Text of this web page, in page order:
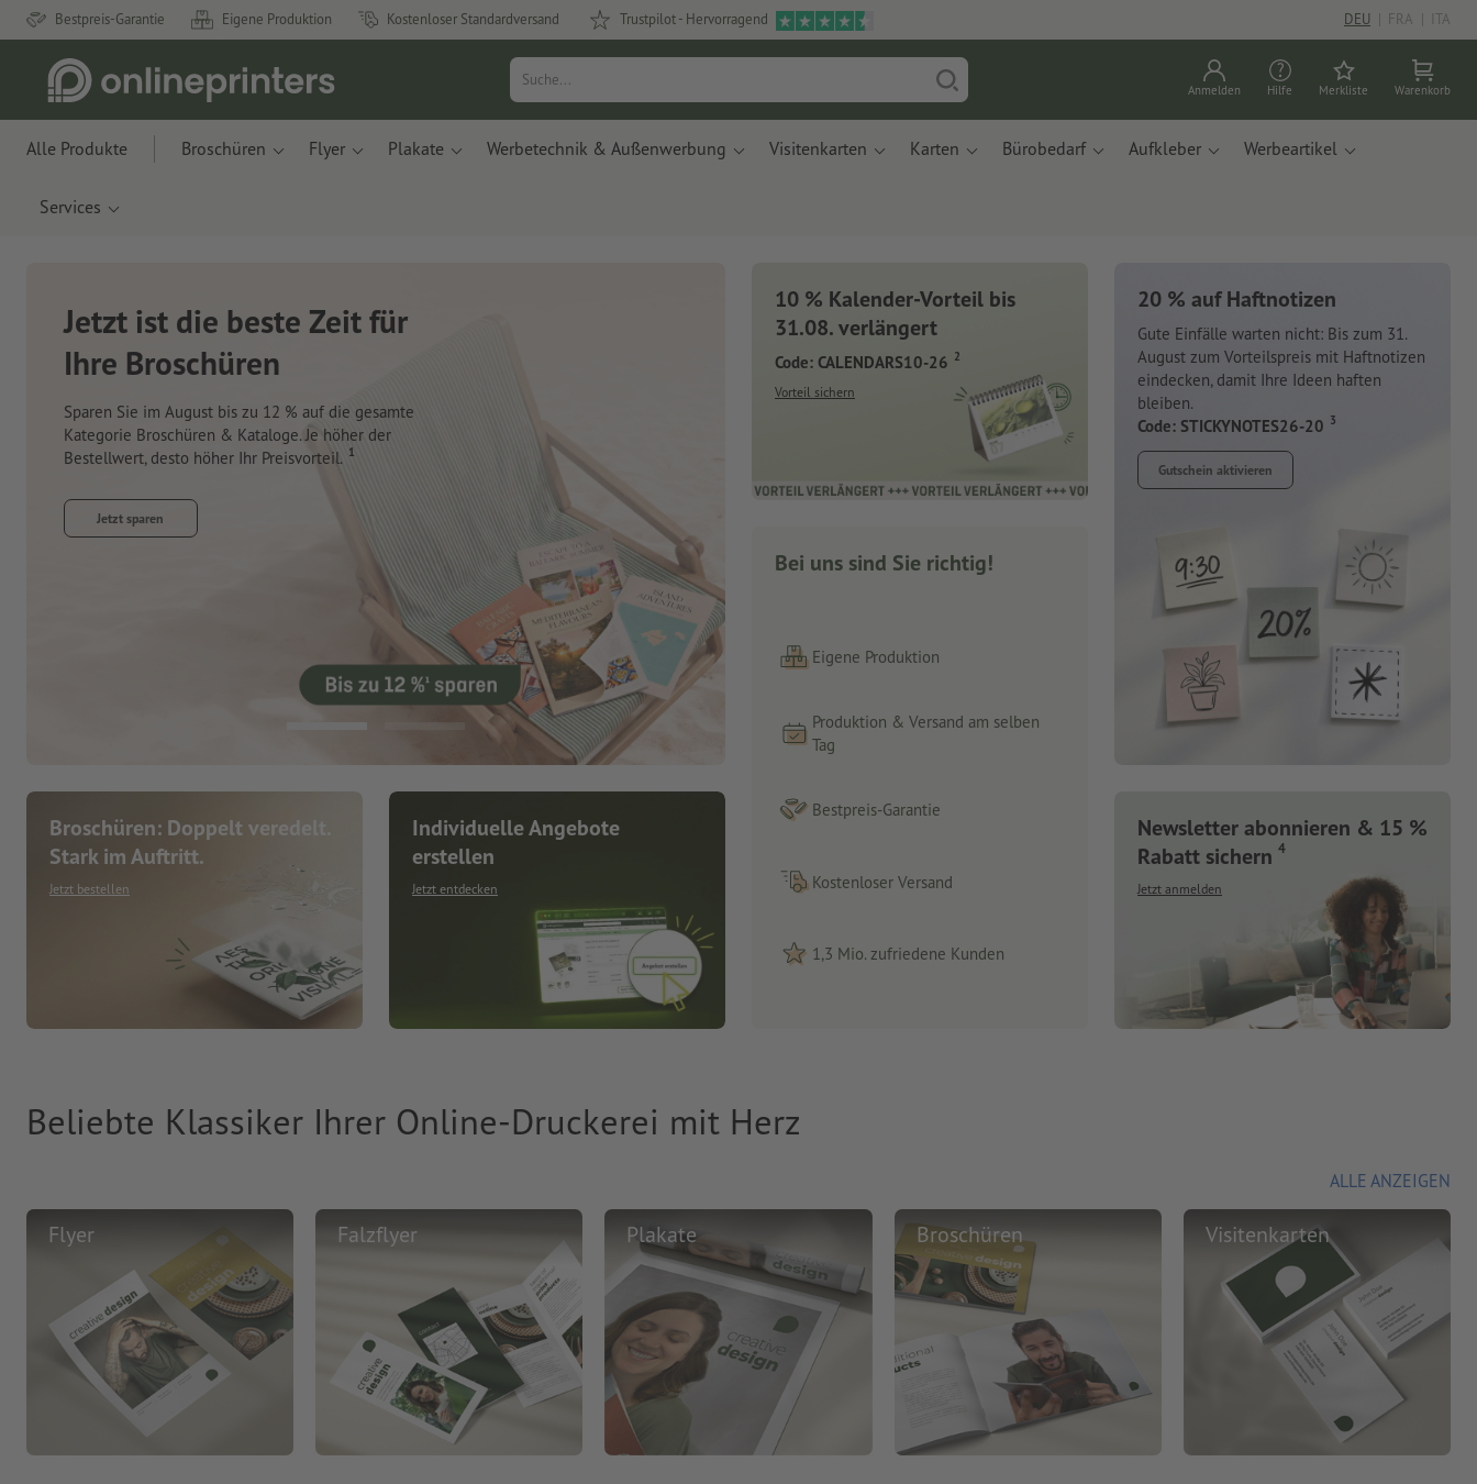
Bestpreis-Garantie Eigene Produktion Kostenloser Standardversand Trustpilot - Hervorragend DEU | FRA | ITA
Anmelden Hilfe Merkliste Warenkorb
Alle Produkte Broschüren Flyer Plakate Werbetechnik & Außenwerbung Visitenkarten Karten Bürobedarf Aufkleber Werbeartikel
Services
Neue Notizbücher &
Planer für Ihren
Schreibtisch
Mit innovativen Materialien aus Apfelresten und
Jetzt entdecken
Broschüren: Doppelt veredelt.
Stark im Auftritt.
Jetzt bestellen
Individuelle Angebote
erstellen
Jetzt entdecken
10 % Kalender-Vorteil bis
31.08. verlängert
Code: CALENDARS10-26 2
Vorteil sichern
Bei uns sind Sie richtig!
Eigene Produktion
Produktion & Versand am selben
Tag
Bestpreis-Garantie
Kostenloser Versand
1,3 Mio. zufriedene Kunden
20 % auf Haftnotizen
Gute Einfälle warten nicht: Bis zum 31.
August zum Vorteilspreis mit Haftnotizen
eindecken, damit Ihre Ideen haften
bleiben.
Code: STICKYNOTES26-20 3
Gutschein aktivieren
Newsletter abonnieren & 15 %
Rabatt sichern 4
Jetzt anmelden
Beliebte Klassiker Ihrer Online-Druckerei mit Herz
ALLE ANZEIGEN
Flyer Falzflyer Plakate Broschüren Visitenkarten